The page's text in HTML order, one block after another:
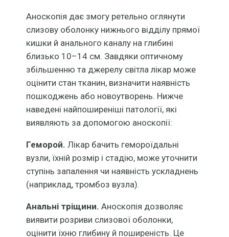
Аноскопія дає змогу ретельно оглянути
слизову оболонку нижнього відділу прямої
кишки й анального каналу на глибині
близько 10–14 см. Завдяки оптичному
збільшенню та джерелу світла лікар може
оцінити стан тканин, визначити наявність
пошкоджень або новоутворень. Нижче
наведені найпоширеніші патології, які
виявляють за допомогою аноскопії:
Геморой. Лікар бачить гемороїдальні
вузли, їхній розмір і стадію, може уточнити
ступінь запалення чи наявність ускладнень
(наприклад, тромбоз вузла).
Анальні тріщини. Аноскопія дозволяє
виявити розриви слизової оболонки,
оцінити їхню глибину й поширеність. Це